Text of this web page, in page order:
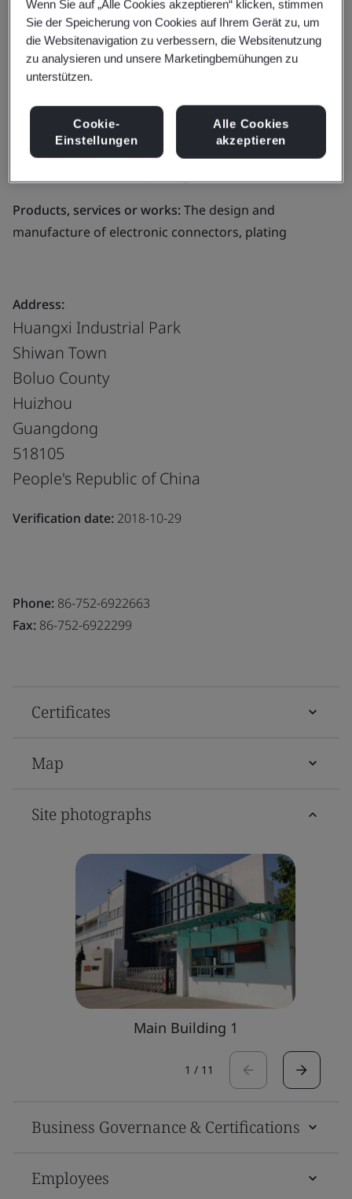
Samtec Electronics (Hui
Zhou) Co., Ltd.
Business scope:The design and manufacture of
Products, services or works:The design and
manufacture of electronic connectors, plating
Address:
Huangxi Industrial Park
Shiwan Town
Boluo County
Huizhou
Guangdong
518105
People's Republic of China
Verification date: 2018-10-29
Phone: 86-752-6922663
Fax: 86-752-6922299
Certificates
Map
Site photographs
Main Building 1
1 / 11
Business Governance & Certifications
Employees
Wenn Sie auf „Alle Cookies akzeptieren“ klicken, stimmen
Sie der Speicherung von Cookies auf Ihrem Gerät zu, um
die Websitenavigation zu verbessern, die Websitenutzung
zu analysieren und unsere Marketingbemühungen zu
unterstützen.
Cookie-
Einstellungen
Alle Cookies
akzeptieren